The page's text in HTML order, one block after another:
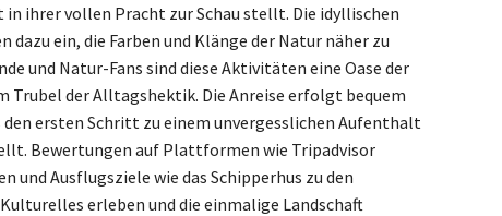
ihrer vollen Pracht zur Schau stellt. Die idyllischen
dazu ein, die Farben und Klänge der Natur näher zu
und Natur-Fans sind diese Aktivitäten eine Oase der
Trubel der Alltagshektik. Die Anreise erfolgt bequem
ersten Schritt zu einem unvergesslichen Aufenthalt
Bewertungen auf Plattformen wie Tripadvisor
und Ausflugsziele wie das Schipperhus zu den
erleben und die einmalige Landschaft